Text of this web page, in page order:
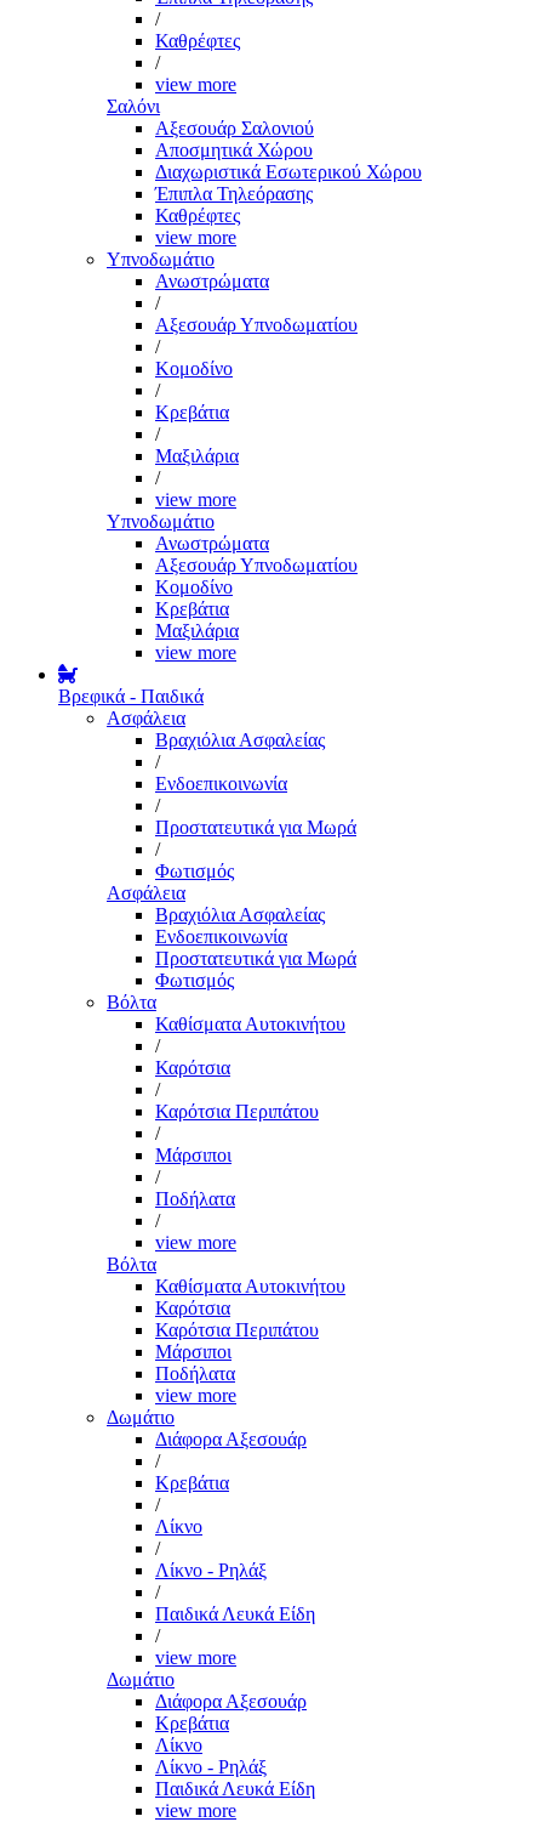
/
Καθρέφτες
/
view more
Σαλόνι
Αξεσουάρ Σαλονιού
Αποσμητικά Χώρου
Διαχωριστικά Εσωτερικού Χώρου
Έπιπλα Τηλεόρασης
Καθρέφτες
view more
Υπνοδωμάτιο
Ανωστρώματα
/
Αξεσουάρ Υπνοδωματίου
/
Κομοδίνο
/
Κρεβάτια
/
Μαξιλάρια
/
view more
Υπνοδωμάτιο
Ανωστρώματα
Αξεσουάρ Υπνοδωματίου
Κομοδίνο
Κρεβάτια
Μαξιλάρια
view more
Βρεφικά - Παιδικά
Ασφάλεια
Βραχιόλια Ασφαλείας
/
Ενδοεπικοινωνία
/
Προστατευτικά για Μωρά
/
Φωτισμός
Ασφάλεια
Βραχιόλια Ασφαλείας
Ενδοεπικοινωνία
Προστατευτικά για Μωρά
Φωτισμός
Βόλτα
Καθίσματα Αυτοκινήτου
/
Καρότσια
/
Καρότσια Περιπάτου
/
Μάρσιποι
/
Ποδήλατα
/
view more
Βόλτα
Καθίσματα Αυτοκινήτου
Καρότσια
Καρότσια Περιπάτου
Μάρσιποι
Ποδήλατα
view more
Δωμάτιο
Διάφορα Αξεσουάρ
/
Κρεβάτια
/
Λίκνο
/
Λίκνο - Ρηλάξ
/
Παιδικά Λευκά Είδη
/
view more
Δωμάτιο
Διάφορα Αξεσουάρ
Κρεβάτια
Λίκνο
Λίκνο - Ρηλάξ
Παιδικά Λευκά Είδη
view more